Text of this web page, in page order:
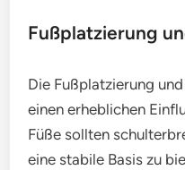
Fußplatzierung
Die Fußplatzierung
einen erheblichen
Füße sollten
eine stabile Basis zu